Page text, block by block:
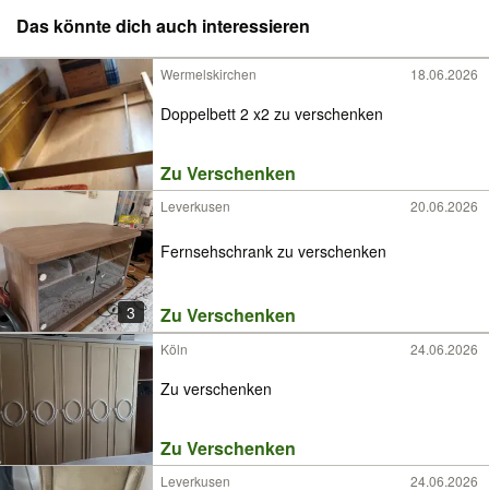
Das könnte dich auch interessieren
Wermelskirchen 18.06.2026
Doppelbett 2 x2 zu verschenken
Zu Verschenken
3
Leverkusen 20.06.2026
Fernsehschrank zu verschenken
Zu Verschenken
Köln 24.06.2026
Zu verschenken
Zu Verschenken
Leverkusen 24.06.2026